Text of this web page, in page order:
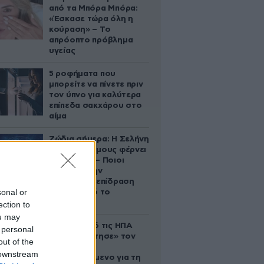
or
to
may
of the
από τα Μπόρα Μπόρα:
«Έσκασε τώρα όλη η
κούραση» – Το
απρόοπτο πρόβλημα
υγείας
5 ροφήματα που
μπορείτε να πίνετε πριν
τον ύπνο για καλύτερα
επίπεδα σακχάρου στο
αίμα
Ζώδια σήμερα: Η Σελήνη
στους Διδύμους φέρνει
ανατροπές – Ποιοι
δέχονται την
ευεργετική επίδραση
του Δία από το
Ζευγάρι από τις ΗΠΑ
που «υιοθέτησε» τον
κατηγορούμενο για τη